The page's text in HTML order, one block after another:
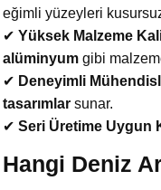
eğimli yüzeyleri
✔ Yüksek Malzeme
alüminyum gibi
✔ Deneyimli
tasarımlar sunar.
✔ Seri Üretime Uygun
Hangi Deniz